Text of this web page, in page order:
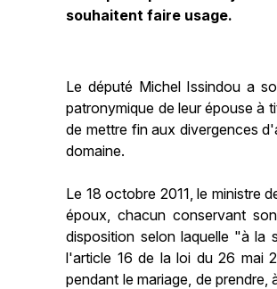
souhaitent faire usage.
Le député Michel Issindou a
patronymique de leur épouse à
de mettre fin aux divergences
domaine.
Le 18 octobre 2011, le ministre
époux, chacun conservant
disposition selon laquelle "à la
l'article 16 de la loi du 26 mai
pendant le mariage, de